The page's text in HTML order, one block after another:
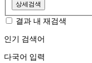
상세검색
결과 내 재검색
인기 검색어
다국어 입력